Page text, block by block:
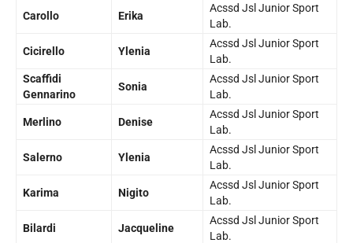
Carollo Erika
Acssd Jsl Junior Sport
Lab.
Cicirello Ylenia
Acssd Jsl Junior Sport
Lab.
Scaffidi
Gennarino
Sonia
Acssd Jsl Junior Sport
Lab.
Merlino Denise
Acssd Jsl Junior Sport
Lab.
Salerno Ylenia
Acssd Jsl Junior Sport
Lab.
Karima Nigito
Acssd Jsl Junior Sport
Lab.
Bilardi Jacqueline
Acssd Jsl Junior Sport
Lab.